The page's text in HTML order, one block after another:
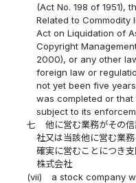
(Act No. 198 of 1951),
Related to Commodity
Act on Liquidation of
Copyright
2000), or any other
foreign law or
not yet been five
was completed or
subject to its
七
他に営む業務がその
社又は当該他に営む業
確実に営むことにつき
株式会社
(vii)
a stock company